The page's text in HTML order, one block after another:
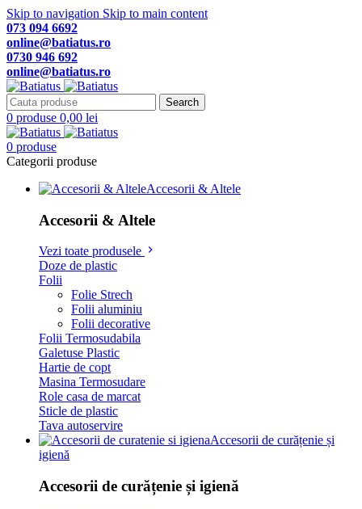
Skip to navigation Skip to main content
073 094 6692
online@batiatus.ro
0730 946 692
online@batiatus.ro
Search
0 produse 0,00 lei
0 produse
Categorii produse
Accesorii & Altele
Accesorii & Altele
Vezi toate produsele
Doze de plastic
Folii
Folie Strech
Folii aluminiu
Folii decorative
Folii Termosudabila
Galetuse Plastic
Hartie de copt
Masina Termosudare
Role casa de marcat
Sticle de plastic
Tava autoservire
Accesorii de curățenie și
igienă
Accesorii de curățenie și igienă